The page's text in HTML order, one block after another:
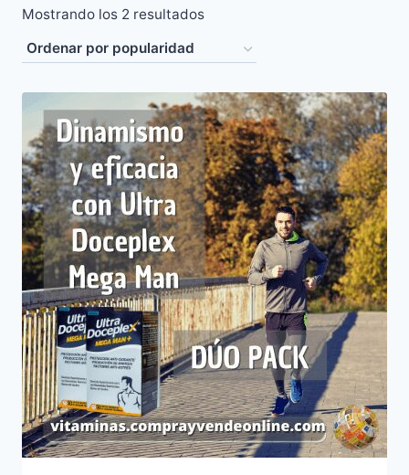
Mostrando los 2 resultadosOrdenado
popularidad